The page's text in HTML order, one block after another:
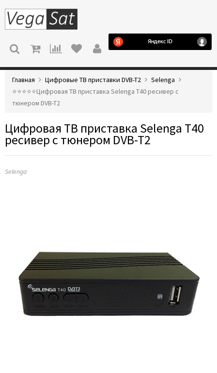
МЕНЮ
Главная Цифровые ТВ приставки DVB-T2
Selenga
⭐️⭐️⭐️⭐️⭐️Цифровая ТВ приставка Selenga T40 ресивер с
тюнером DVB-T2
Цифровая ТВ приставка Selenga T40
ресивер с тюнером DVB-T2
Selenga